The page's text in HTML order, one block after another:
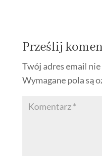
Prześlij
Twój adres email
Wymagane pola są